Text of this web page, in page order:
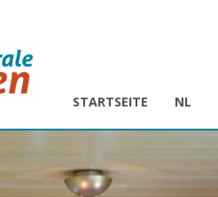
STARTSEITE NL